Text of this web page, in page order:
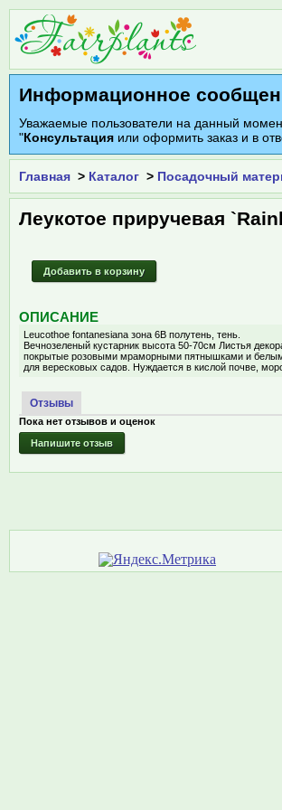
Информационное
Уважаемые пользователи на данный
"Консультация или оформить заказ и в
Главная > Каталог > Посадочный
Леукотое приручевая
Добавить в корзину
ОПИСАНИЕ
Leucothoe fontanesiana зона 6В полутень, тень.
Вечнозеленый кустарник высота 50-70см Листья
покрытые розовыми мраморными пятнышками и
для вересковых садов. Нуждается в кислой почве,
Отзывы
Пока нет отзывов и оценок
Напишите отзыв